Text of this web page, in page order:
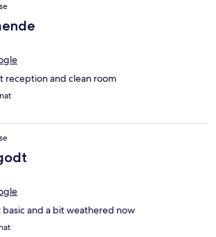
reception and clean room
and a bit weathered now